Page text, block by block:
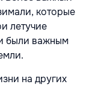
которые
летучие
были важным
на других